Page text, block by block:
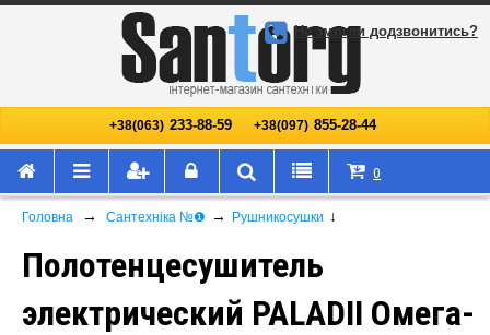
+38(063) 233-88-59 +38(097) 855-28-44
Не змогли додзвонитись?
0
Головна → Сантехніка №❶ → Рушникосушки ↓
Полотенцесушитель
электрический PALADII Омега-